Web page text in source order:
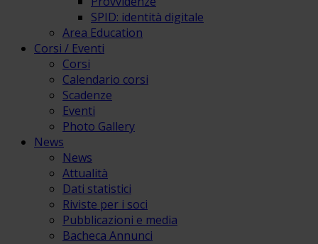
SPID: identità digitale
Area Education
Corsi / Eventi
Corsi
Calendario corsi
Scadenze
Eventi
Photo Gallery
News
News
Attualità
Dati statistici
Riviste per i soci
Pubblicazioni e media
Bacheca Annunci